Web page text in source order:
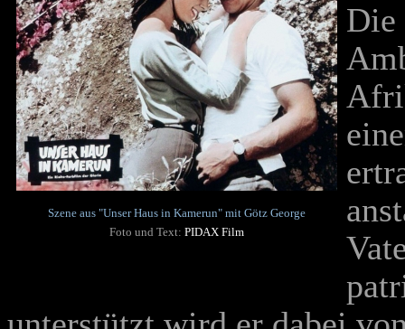
Szene aus "Unser Haus in Kamerun" mit Götz George
Foto und Text: PIDAX Film
Die